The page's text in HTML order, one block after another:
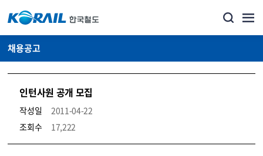
채용공고
인턴사원 공개 모집
작성일
2011-04-22
조회수
17,222
코레일소개_경영공시_채용공고 상세보기 – 내용, 파일, 담당자 연락처로 구성